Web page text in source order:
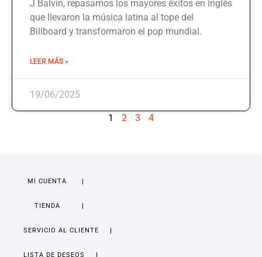
J Balvin, repasamos los mayores éxitos en inglés
que llevaron la música latina al tope del
Billboard y transformaron el pop mundial.
LEER MÁS »
19/06/2025
1 2 3 4
MI CUENTA
TIENDA
SERVICIO AL CLIENTE
LISTA DE DESEOS